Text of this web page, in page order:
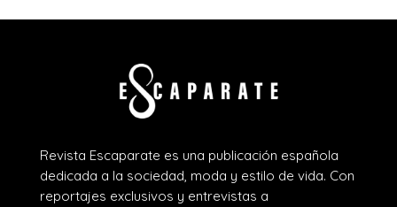
Revista Escaparate es una publicación española
dedicada a la sociedad, moda y estilo de vida. Con
reportajes exclusivos y entrevistas a